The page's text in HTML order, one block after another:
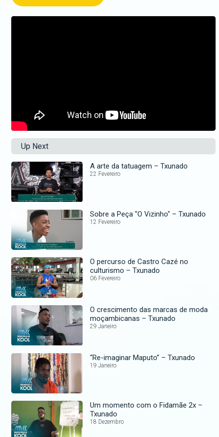
Up Next
A arte da tatuagem – Txunado
22 Fevereiro
Sobre a Peça "O Vizinho" – Txunado
12 Fevereiro
O percurso de Castro Cazé no
culturismo – Txunado
06 Fevereiro
O crescimento das marcas de moda
moçambicanas – Txunado
29 Janeiro
“Re-imaginar Maputo” – Txunado
19 Janeiro
Um momento com o Fidamãe 2x –
Txunado
18 Dezembro